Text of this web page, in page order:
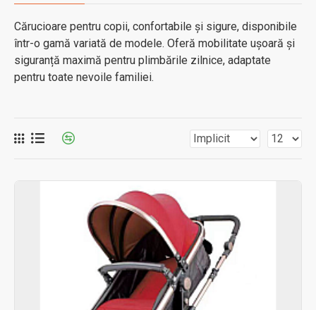
Cărucioare pentru copii, confortabile și sigure, disponibile
într-o gamă variată de modele. Oferă mobilitate ușoară și
siguranță maximă pentru plimbările zilnice, adaptate
pentru toate nevoile familiei.